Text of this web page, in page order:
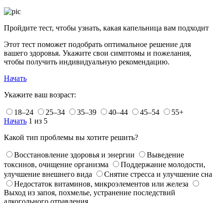
Пройдите тест, чтобы узнать, какая капельница вам подходит
Этот тест поможет подобрать оптимальное решение для
вашего здоровья. Укажите свои симптомы и пожелания,
чтобы получить индивидуальную рекомендацию.
Начать
Укажите ваш возраст:
18–24 25–34 35–39 40–44 45–54
55+
Начать 1 из 5
Какой тип проблемы вы хотите решить?
Восстановление здоровья и энергии
Выведение
токсинов, очищение организма
Поддержание молодости,
улучшение внешнего вида
Снятие стресса и улучшение сна
Недостаток витаминов, микроэлементов или железа
Выход из запоя, похмелье, устранение последствий